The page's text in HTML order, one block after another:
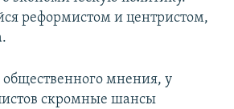
реформистом и центристом,
общественного мнения, у
скромные шансы